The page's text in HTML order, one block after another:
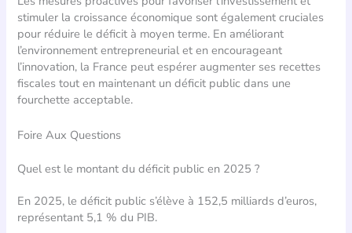
stimuler la croissance économique sont également cruciales
pour réduire le déficit à moyen terme. En améliorant
l’environnement entrepreneurial et en encourageant
l’innovation, la France peut espérer augmenter ses recettes
fiscales tout en maintenant un déficit public dans une
fourchette acceptable.
Foire Aux Questions
Quel est le montant du déficit public en 2025 ?
En 2025, le déficit public s’élève à 152,5 milliards d’euros,
représentant 5,1 % du PIB.